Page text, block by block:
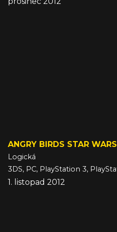
ANGRY BIRDS STAR WARS
Logická
1. listopad 2012